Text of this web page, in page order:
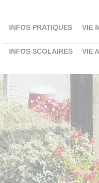
INFOS PRATIQUES VIE
INFOS SCOLAIRES VIE